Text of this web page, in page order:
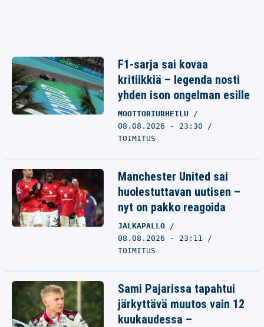
F1-sarja sai kovaa
kritiikkiä – legenda nosti
yhden ison ongelman esille
MOOTTORIURHEILU
08.08.2026 - 23:30
TOIMITUS
Manchester United sai
huolestuttavan uutisen –
nyt on pakko reagoida
JALKAPALLO
08.08.2026 - 23:11
TOIMITUS
Sami Pajarissa tapahtui
järkyttävä muutos vain 12
kuukaudessa –